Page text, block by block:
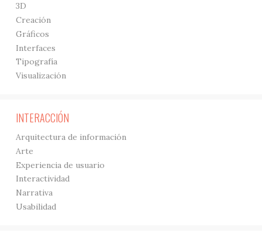
3D
Creación
Gráficos
Interfaces
Tipografía
Visualización
INTERACCIÓN
Arquitectura de información
Arte
Experiencia de usuario
Interactividad
Narrativa
Usabilidad